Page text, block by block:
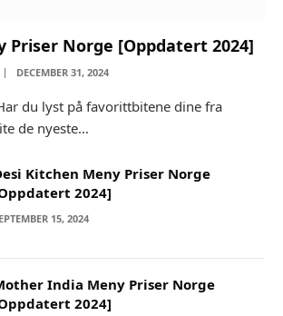
Priser Norge [Oppdatert 2024]
DECEMBER 31, 2024
du lyst på favorittbitene dine fra
de nyeste…
Kitchen Meny Priser Norge
2024]
15, 2024
India Meny Priser Norge
2024]